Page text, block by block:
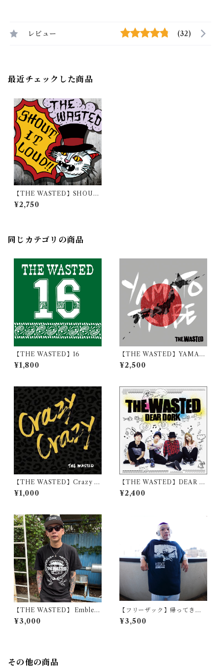
レビュー (32)
最近チェックした商品
【THE WASTED】SHOUT
IT LOUD!!
¥2,750
同じカテゴリの商品
【THE WASTED】16
¥1,800
【THE WASTED】YAMAT
O TRIBE
¥2,500
【THE WASTED】Crazy C
razy
¥1,000
【THE WASTED】DEAR D
ORK
¥2,400
【THE WASTED】 Emblem
T-shirt
¥3,000
【フリーザック】帰ってきた
クソコラT vol.2
¥3,500
その他の商品